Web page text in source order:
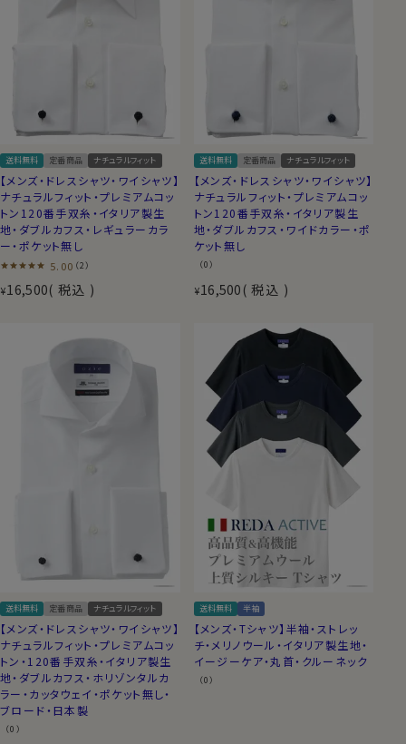
送料無料 定番商品 ナチュラルフィット
【メンズ・ドレスシャツ・ワイシャツ】
ナチュラルフィット・プレミアムコッ
トン120番手双糸・イタリア製生
地・ダブルカフス・レギュラーカラ
ー・ポケット無し
5.00 （2）
¥16,500 税込
送料無料 定番商品 ナチュラルフィット
【メンズ・ドレスシャツ・ワイシャツ】
ナチュラルフィット・プレミアムコッ
トン120番手双糸・イタリア製生
地・ダブルカフス・ワイドカラー・ポ
ケット無し
（0）
¥16,500 税込
送料無料 定番商品 ナチュラルフィット
【メンズ・ドレスシャツ・ワイシャツ】
ナチュラルフィット・プレミアムコッ
トン・120番手双糸・イタリア製生
地・ダブルカフス・ホリゾンタルカ
ラー・カッタウェイ・ポケット無し・
ブロード・日本製
（0）
送料無料 半袖
【メンズ・Tシャツ】半袖・ストレッ
チ・メリノウール・イタリア製生地・
イージーケア・丸首・クルーネック
（0）